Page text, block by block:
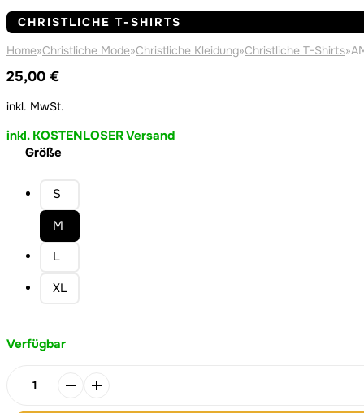
CHRISTLICHE T-SHIRTS
Home»Christliche Mode»Christliche Kleidung»Christliche T-Shirts»
25,00 €
inkl. MwSt.
inkl. KOSTENLOSER Versand
Größe
S
M
L
XL
Verfügbar
AMEN